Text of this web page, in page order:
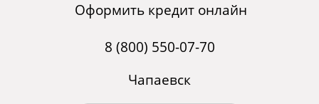
Оформить кредит онлайн
8 (800) 550-07-70
Чапаевск